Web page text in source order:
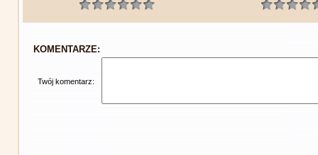
KOMENTARZE:
Twój komentarz: